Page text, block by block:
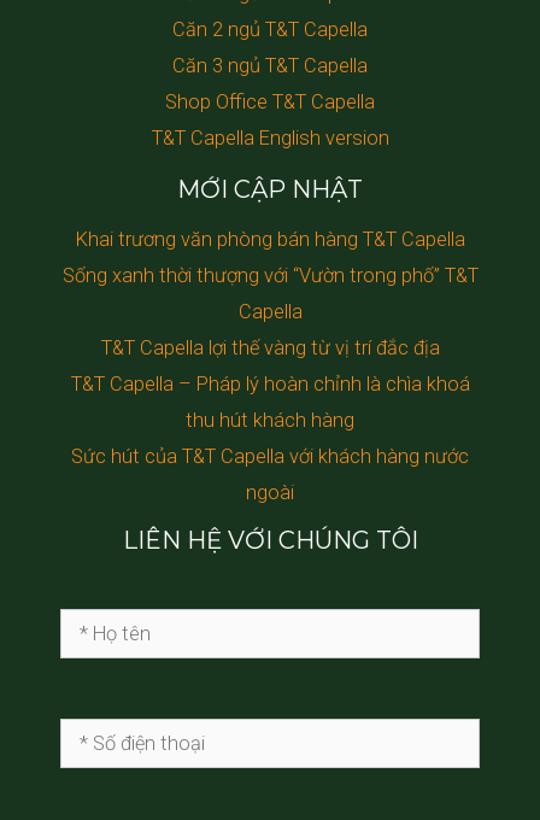
Căn 2 ngủ T&T Capella
Căn 3 ngủ T&T Capella
Shop Office T&T Capella
T&T Capella English version
MỚI CẬP NHẬT
Khai trương văn phòng bán hàng T&T Capella
Sống xanh thời thượng với “Vườn trong phố” T&T
Capella
T&T Capella lợi thế vàng từ vị trí đắc địa
T&T Capella – Pháp lý hoàn chỉnh là chìa khoá
thu hút khách hàng
Sức hút của T&T Capella với khách hàng nước
ngoài
LIÊN HỆ VỚI CHÚNG TÔI